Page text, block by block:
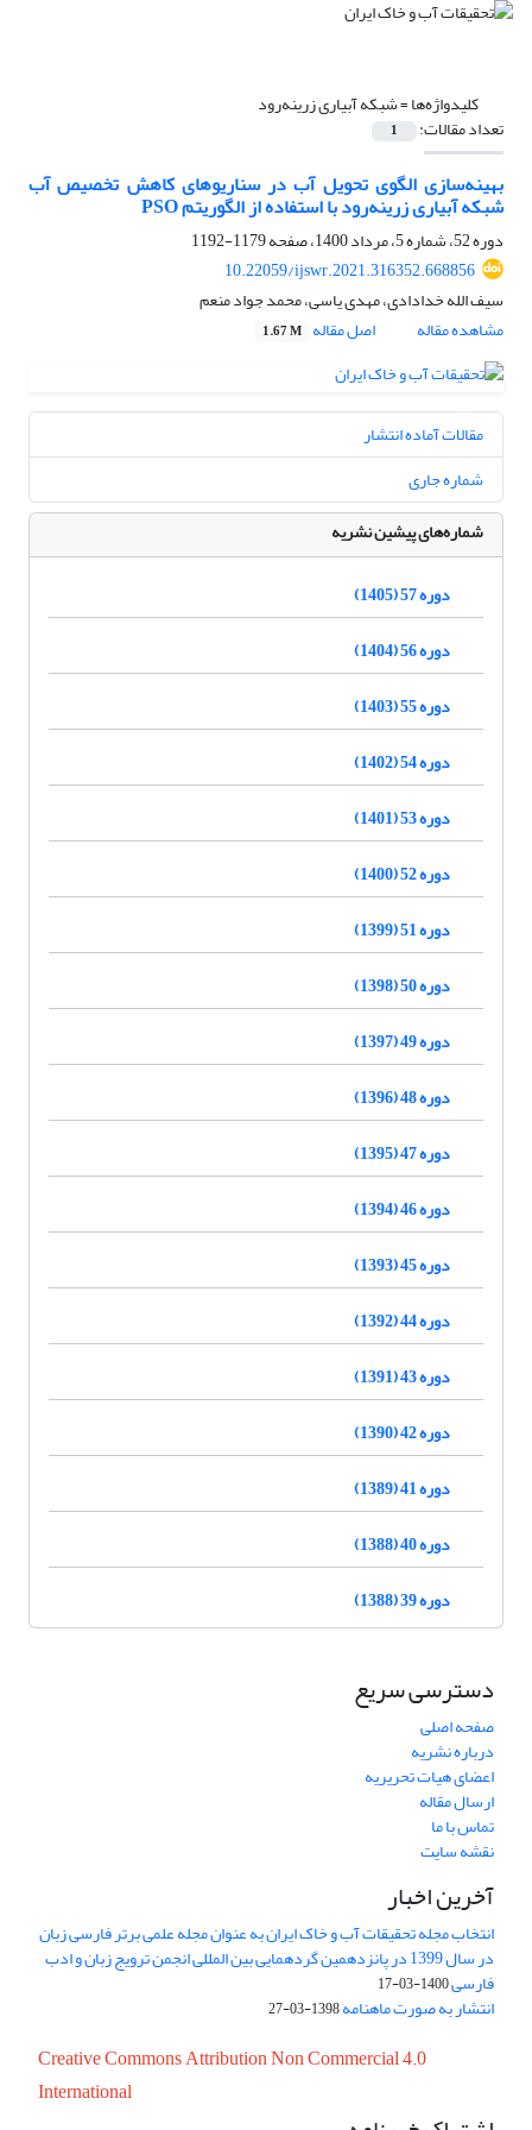
کلیدواژه‌ها =شبکه آبیاری زرینه‌رود
تعداد مقالات: 1
بهینه‌سازی الگوی تحویل آب در سناریوهای کاهش تخصیص آب
شبکه آبیاری زرینه‌رود با استفاده از الگوریتم PSO
دوره 52، شماره 5، مرداد 1400، صفحه
1179-1192
10.22059/ijswr.2021.316352.668856
سیف الله خدادادی، مهدی یاسی، محمد جواد منعم
مشاهده مقاله
اصل مقاله 1.67 M
مقالات آماده انتشار
شماره جاری
شماره‌های پیشین نشریه
دوره 57 (1405)
دوره 56 (1404)
دوره 55 (1403)
دوره 54 (1402)
دوره 53 (1401)
دوره 52 (1400)
دوره 51 (1399)
دوره 50 (1398)
دوره 49 (1397)
دوره 48 (1396)
دوره 47 (1395)
دوره 46 (1394)
دوره 45 (1393)
دوره 44 (1392)
دوره 43 (1391)
دوره 42 (1390)
دوره 41 (1389)
دوره 40 (1388)
دوره 39 (1388)
دسترسی سریع
صفحه اصلی
درباره نشریه
اعضای هیات تحریریه
ارسال مقاله
تماس با ما
نقشه سایت
آخرین اخبار
انتخاب مجله تحقیقات آب و خاک ایران به عنوان مجله علمی برتر فارسی زبان
در سال 1399 در پانزدهمین گردهمایی بین المللی انجمن ترویج زبان و ادب
فارسی1400-03-17
انتشار به صورت ماهنامه1398-03-27
Creative Commons Attribution Non Commercial 4.0
International